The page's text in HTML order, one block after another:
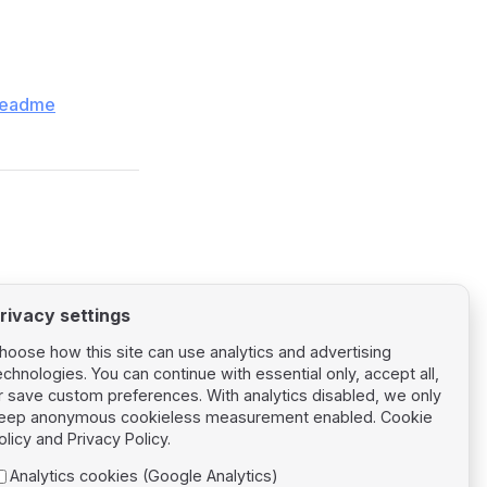
Next page
jQuery
settings
how this site can use analytics and advertising
You can continue with essential only, accept all,
save custom preferences. With analytics disabled, we only
anonymous cookieless measurement enabled. Cookie
and Privacy Policy.
Analytics cookies (Google Analytics)